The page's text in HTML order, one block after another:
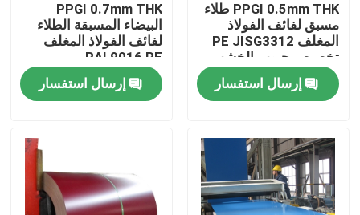
المنزل
PPGI 0.5mm THK طلاء
مسبق لفائف الفولاذ
المغلف PE JISG3312
تخصيص حبوب الخشب
إرسال استفسار
PPGI 0.7mm THK
البيضاء المسبقة الطلاء
لفائف الفولاذ المغلف
RAL9016 PE
JISG3312
إرسال استفسار